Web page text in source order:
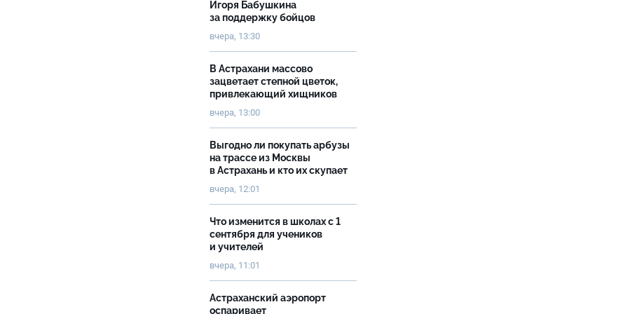
Игоря Бабушкина
за поддержку бойцов
вчера, 13:30
В Астрахани массово
зацветает степной цветок,
привлекающий хищников
вчера, 13:00
Выгодно ли покупать арбузы
на трассе из Москвы
в Астрахань и кто их скупает
вчера, 12:01
Что изменится в школах с 1
сентября для учеников
и учителей
вчера, 11:01
Астраханский аэропорт
оспаривает